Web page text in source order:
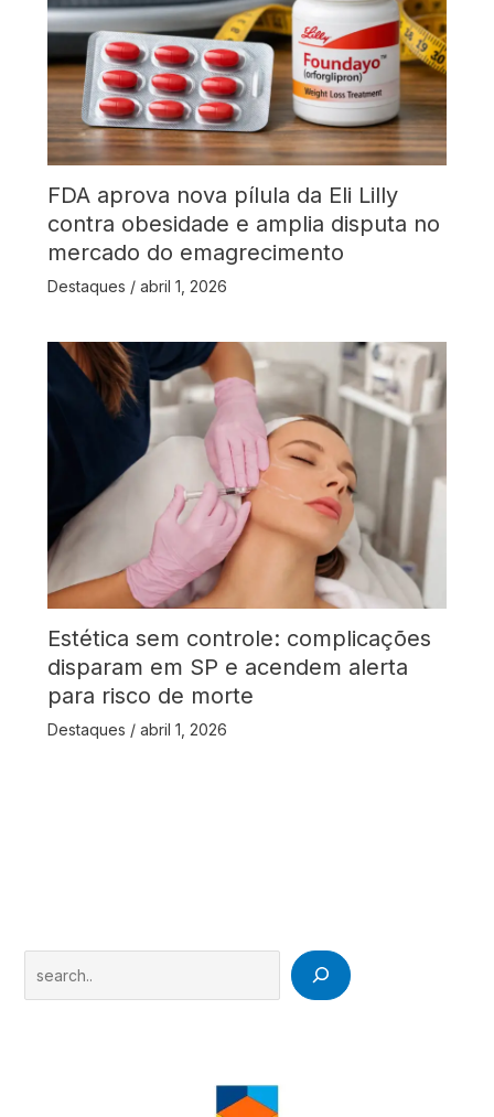
FDA aprova nova pílula da Eli Lilly
contra obesidade e amplia disputa no
mercado do emagrecimento
Destaques / abril 1, 2026
Estética sem controle: complicações
disparam em SP e acendem alerta
para risco de morte
Destaques / abril 1, 2026